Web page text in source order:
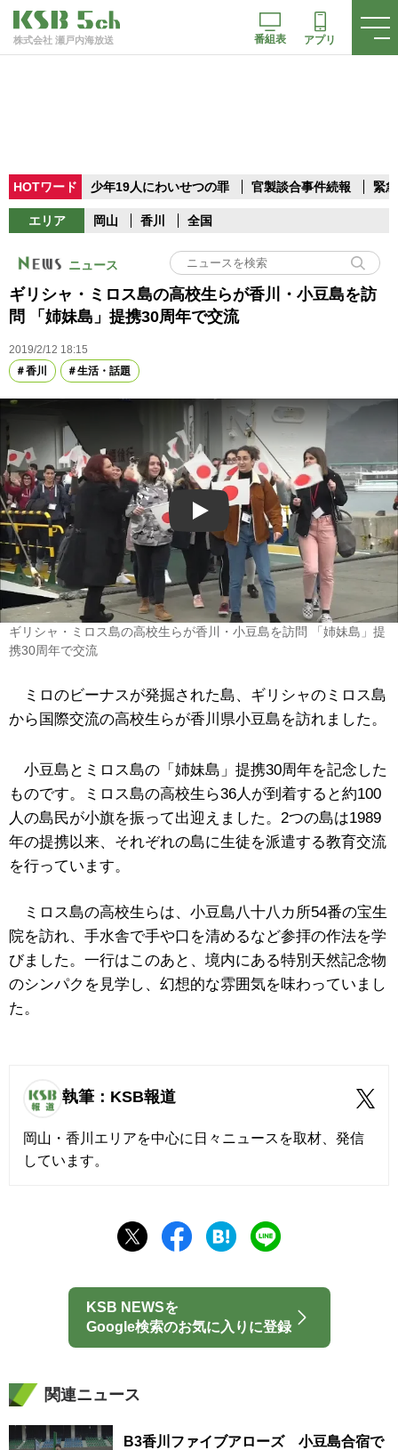
株式会社 瀬戸内海放送 番組表 アプリ
HOTワード 少年19人にわいせつの罪 官製談合事件続報 緊
エリア 岡山 香川 全国
ニュース
ギリシャ・ミロス島の高校生らが香川・小豆島を訪
問 「姉妹島」提携30周年で交流
2019/2/12 18:15
香川
生活・話題
Play
ギリシャ・ミロス島の高校生らが香川・小豆島を訪問 「姉妹島」提
携30周年で交流
ミロのビーナスが発掘された島、ギリシャのミロス島
から国際交流の高校生らが香川県小豆島を訪れました。
小豆島とミロス島の「姉妹島」提携30周年を記念した
ものです。ミロス島の高校生ら36人が到着すると約100
人の島民が小旗を振って出迎えました。2つの島は1989
年の提携以来、それぞれの島に生徒を派遣する教育交流
を行っています。
ミロス島の高校生らは、小豆島八十八カ所54番の宝生
院を訪れ、手水舎で手や口を清めるなど参拝の作法を学
びました。一行はこのあと、境内にある特別天然記念物
のシンパクを見学し、幻想的な雰囲気を味わっていまし
た。
執筆：KSB報道
岡山・香川エリアを中心に日々ニュースを取材、発信
しています。
KSB NEWSを
Google検索のお気に入りに登録
関連ニュース
B3香川ファイブアローズ 小豆島合宿で